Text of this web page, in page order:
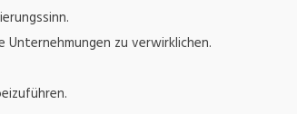
Unternehmungen zu verwirklichen.